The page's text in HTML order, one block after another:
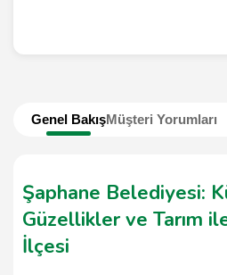
Genel BakışMüşteri Yorumları
Şaphane Belediyesi:
Güzellikler ve Tarım
İlçesi